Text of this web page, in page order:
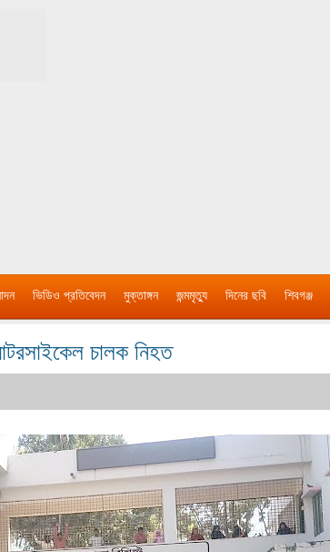
ভিডিও প্রতিবেদন মুক্তাঙ্গন জন্মমৃত্যু দিনের ছবি শিবগঞ্জ
চালক নিহত